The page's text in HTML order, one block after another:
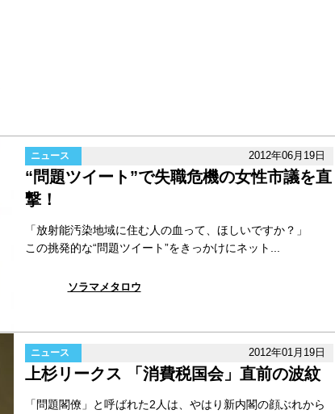
ニュース 2012年06月19日
“問題ツイート”で失職危機の女性市議を直
撃！
「放射能汚染地域に住む人の血って、ほしいですか？」
この挑発的な“問題ツイート”をきっかけにネット...
ソラマメタロウ
ニュース 2012年01月19日
上杉リークス 「消費税国会」直前の波紋
「問題閣僚」と呼ばれた2人は、やはり新内閣の顔ぶれから